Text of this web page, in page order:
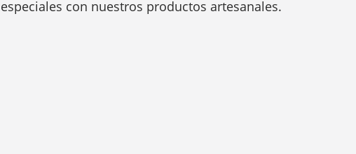
con nuestros productos artesanales.